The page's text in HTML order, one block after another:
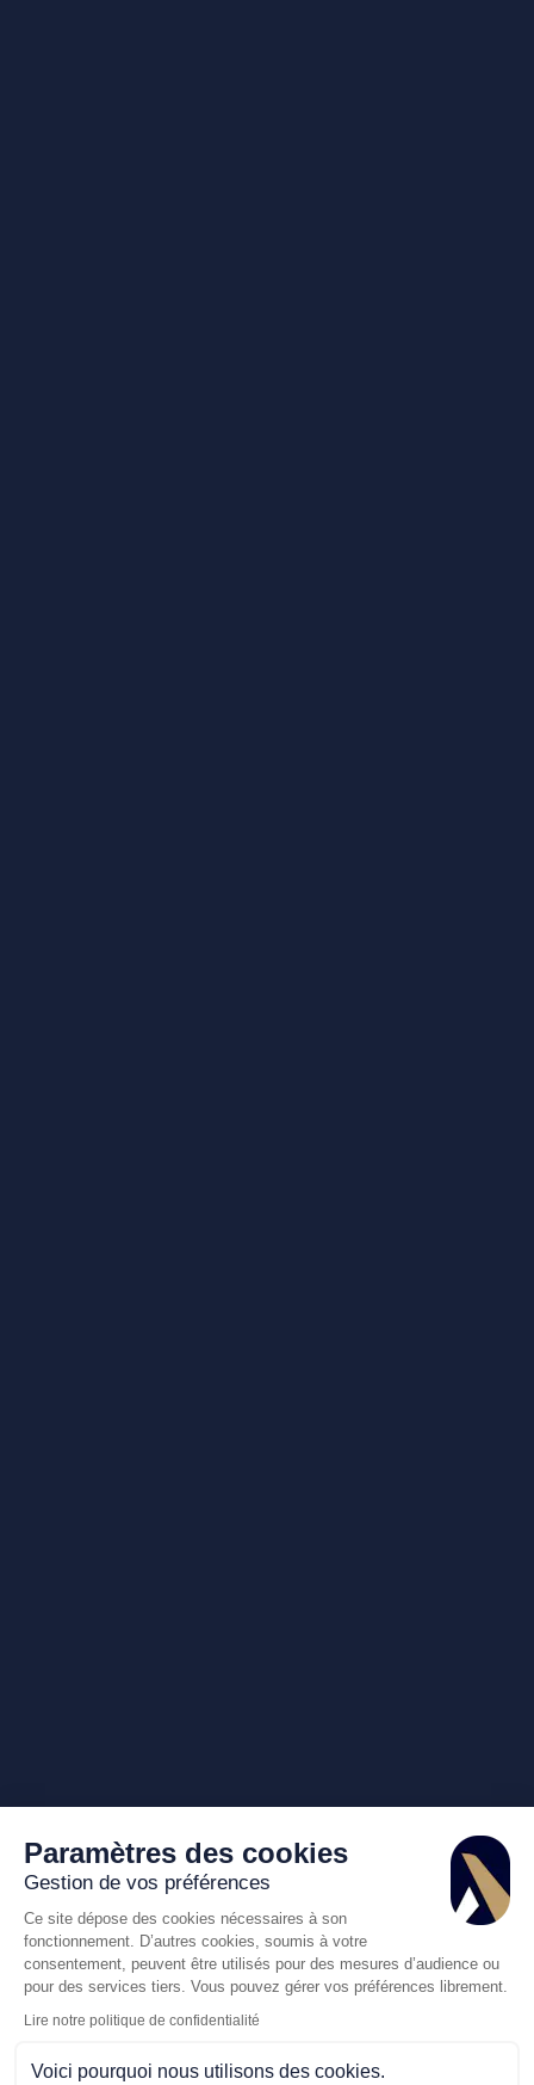
Paramètres des cookies
Gestion de vos préférences
Ce site dépose des cookies nécessaires à son
fonctionnement. D’autres cookies, soumis à votre
consentement, peuvent être utilisés pour des mesures d’audience ou
pour des services tiers. Vous pouvez gérer vos préférences librement.
Lire notre politique de confidentialité
Voici pourquoi nous utilisons des cookies.